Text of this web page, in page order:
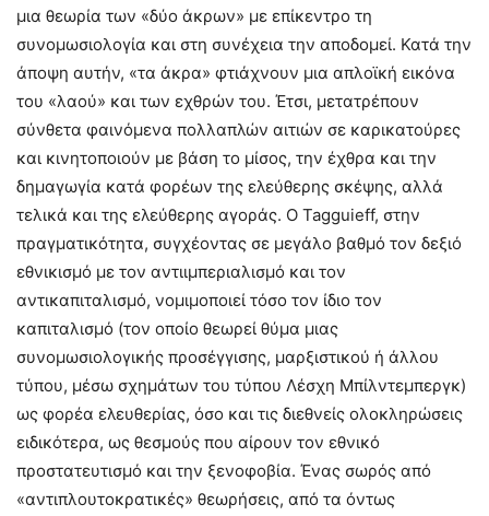
μια θεωρία των «δύο άκρων» με επίκεντρο τη
συνομωσιολογία και στη συνέχεια την αποδομεί. Κατά την
άποψη αυτήν, «τα άκρα» φτιάχνουν μια απλοϊκή εικόνα
του «λαού» και των εχθρών του. Έτσι, μετατρέπουν
σύνθετα φαινόμενα πολλαπλών αιτιών σε καρικατούρες
και κινητοποιούν με βάση το μίσος, την έχθρα και την
δημαγωγία κατά φορέων της ελεύθερης σκέψης, αλλά
τελικά και της ελεύθερης αγοράς. Ο Tagguieff, στην
πραγματικότητα, συγχέοντας σε μεγάλο βαθμό τον δεξιό
εθνικισμό με τον αντιιμπεριαλισμό και τον
αντικαπιταλισμό, νομιμοποιεί τόσο τον ίδιο τον
καπιταλισμό (τον οποίο θεωρεί θύμα μιας
συνομωσιολογικής προσέγγισης, μαρξιστικού ή άλλου
τύπου, μέσω σχημάτων του τύπου Λέσχη Μπίλντεμπεργκ)
ως φορέα ελευθερίας, όσο και τις διεθνείς ολοκληρώσεις
ειδικότερα, ως θεσμούς που αίρουν τον εθνικό
προστατευτισμό και την ξενοφοβία. Ένας σωρός από
«αντιπλουτοκρατικές» θεωρήσεις, από τα όντως